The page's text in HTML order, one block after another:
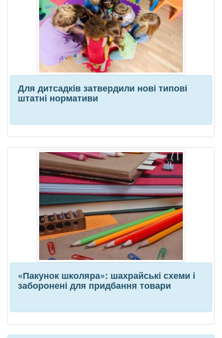
Для дитсадків затвердили нові типові
штатні нормативи
«Пакунок школяра»: шахрайські схеми і
заборонені для придбання товари